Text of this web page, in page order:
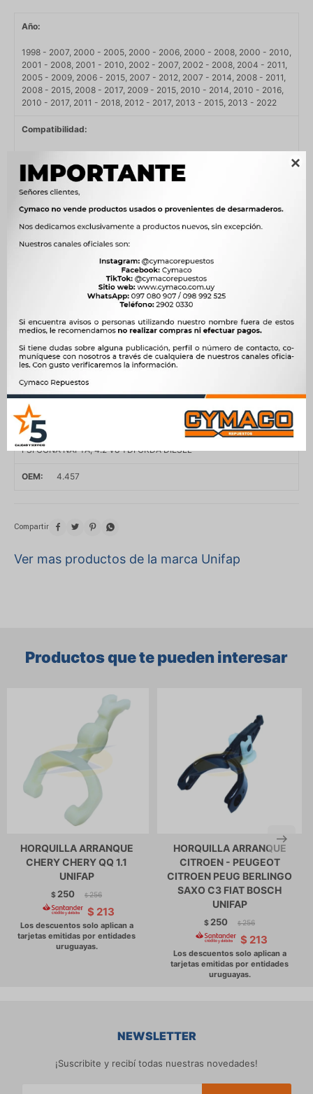

Año
1998 - 2007, 2000 - 2005, 2000 - 2006, 2000 - 2008, 2000 - 2010,
2001 - 2008, 2001 - 2010, 2002 - 2007, 2002 - 2008, 2004 - 2011,
2005 - 2009, 2006 - 2015, 2007 - 2012, 2007 - 2014, 2008 - 2011,
2008 - 2015, 2008 - 2017, 2009 - 2015, 2010 - 2014, 2010 - 2016,
2010 - 2017, 2011 - 2018, 2012 - 2017, 2013 - 2015, 2013 - 2022
Compatibilidad
VOLKSWAGEN
Modelo
COBALT, DOBLO, ECOSPORT, FIESTA, FOCUS, HOGGAR, PARTNER,
Q5, Q7, TUAREG
1.3 CDTI Z13 DT DIESEL, 1.3 JTD 16V MULTIJET 188A9000 DIESEL,
NAFTA, 1.6 16V N6A (TU5JP4) NAFTA, 1.6 16V SIGMA NAFTA, 2.8 FSi
204cv CHVA NAFTA, 2.8 FSi 209cv BDX NAFTA, 2.8 FSi 220cv
CCEA NAFTA, 3.0 D MCV.VC DIESEL, 3.0 TFSI 272cv CJWC NAFTA,
3.0 TFSi 300cv CGWB NAFTA, 3.0 TFSi 310cv CTUA NAFTA, 3.0
CNRB DIESEL, 3.0 V6 TDI CVWA DIESEL, 3.0 V6 TSI CJTA NAFTA,
3.0 V6 TSI Hybrid CGFA HIBRIDO, 3.2 FSi 255cv AUK NAFTA, 3.2 FSi
265cv CALA NAFTA, 4.0 TFSi 420cv CEVC NAFTA, 4.2 FSi 350cv
BVJ NAFTA, 4.2 FSI 350CV CDRA NAFTA, 4.2 FSi 420cv BNS
NAFTA, 4.2 V8 335cv BAT NAFTA, 4.2 V8 344cv BBK NAFTA, 4.2 V8
FSI CGNA NAFTA, 4.2 V8 TDI CKDA DIESEL
OEM 4.457
   
Ver mas productos de la marca Unifap
Productos que te pueden interesar
HORQUILLA ARRANQUE
CHERY CHERY QQ 1.1
UNIFAP
$ 250 $ 256
$ 213
HORQUILLA ARRANQUE
CITROEN - PEUGEOT
CITROEN PEUG BERLINGO
SAXO C3 FIAT BOSCH
UNIFAP
$ 250 $ 256
$ 213
NEWSLETTER
¡Suscribite y recibí todas nuestras novedades!